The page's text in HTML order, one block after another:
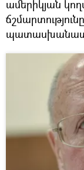
ամերիկյան